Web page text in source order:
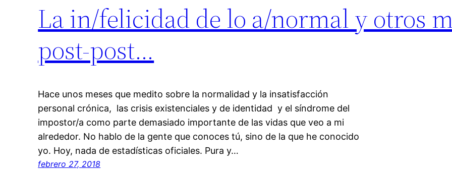
La in/felicidad de lo a/normal y otros
post-post…
Hace unos meses que medito sobre la normalidad y la insatisfacción
personal crónica, las crisis existenciales y de identidad y el síndrome del
impostor/a como parte demasiado importante de las vidas que veo a mi
alrededor. No hablo de la gente que conoces tú, sino de la que he conocido
yo. Hoy, nada de estadísticas oficiales. Pura y…
febrero 27, 2018